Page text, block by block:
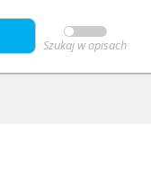
Szukaj w opisach